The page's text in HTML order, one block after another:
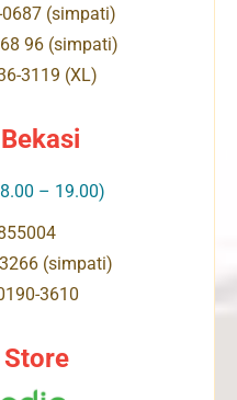
(simpati)
96 (simpati)
3119 (XL)
– 19.00)
(simpati)
3610